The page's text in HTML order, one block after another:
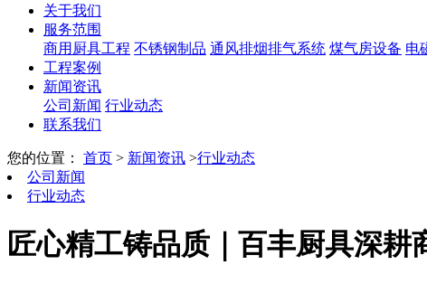
关于我们
服务范围
商用厨具工程 不锈钢制品 通风排烟排气系统 煤气房设备 电
工程案例
新闻资讯
公司新闻 行业动态
联系我们
您的位置： 首页 > 新闻资讯 >行业动态
公司新闻
行业动态
匠心精工铸品质｜百丰厨具深